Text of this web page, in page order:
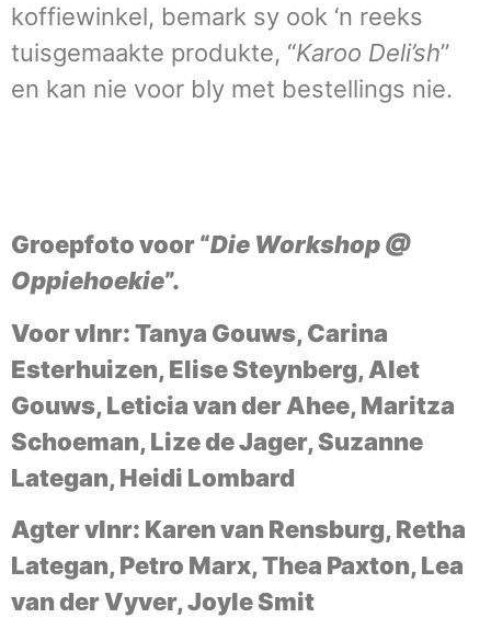
koffiewinkel, bemark sy ook ‘n reeks
tuisgemaakte produkte, “Karoo Deli’sh”
en kan nie voor bly met bestellings nie.
Groepfoto voor “Die Workshop @
Oppiehoekie”.
Voor vlnr: Tanya Gouws, Carina
Esterhuizen, Elise Steynberg, Alet
Gouws, Leticia van der Ahee, Maritza
Schoeman, Lize de Jager, Suzanne
Lategan, Heidi Lombard
Agter vlnr: Karen van Rensburg, Retha
Lategan, Petro Marx, Thea Paxton, Lea
van der Vyver, Joyle Smit